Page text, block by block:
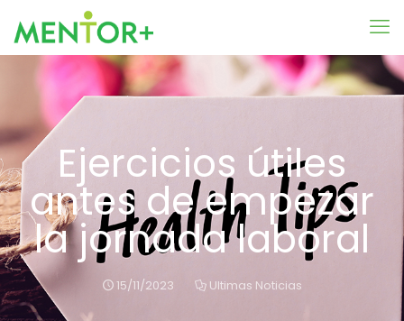
Ejercicios útiles
antes de empezar
la jornada laboral
15/11/2023 Ultimas Noticias